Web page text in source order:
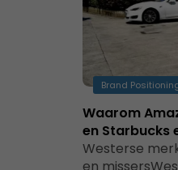
Brand
Waarom
en Starbucks
Westerse